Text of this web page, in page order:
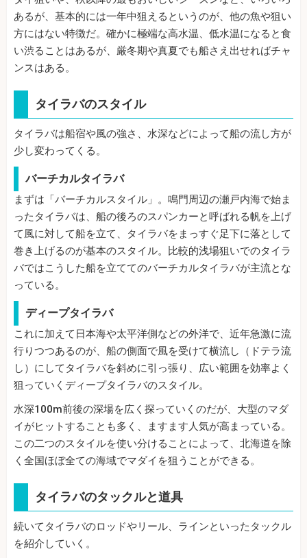
あるが、基本的には一年中狙えるというのが、他の魚や狙い
方にはない特徴だ。確かに極端な高水温、低水温になると食
い渋ることはあるが、厳冬期や真夏でも船さえ出せればチャ
ンスはある。
タイラバのスタイル
タイラバは船宿や風の強さ、水深などによって船の流し方が
少し変わってくる。
バーチカルタイラバ
まずは「バーチカルスタイル」。鳴門周辺の瀬戸内海で始ま
ったタイラバは、船の後ろのスパンカーと呼ばれる帆を上げ
て風に対して船を立て、タイラバをまっすぐ足下に落として
巻き上げるのが基本のスタイル。比較的浅場狙いでのタイラ
バではこうした船を立ててのバーチカルタイラバが主流とな
っている。
ディープタイラバ
これに加えて日本海や太平洋側などの外洋で、近年急激に流
行りつつあるのが、船の側面で風を受けて横流し（ドテラ流
し）にしてタイラバを斜めに引っ張り、広い範囲を効率よく
狙っていくディープタイラバのスタイル。
水深100m前後の深場を広く探っていくのだが、大型のマダ
イがヒットすることも多く、ますます人気が高まっている。
この二つのスタイルを使い分けることによって、北海道を除
く全国ほぼ全ての海域でマダイを狙うことができる。
タイラバのタックルと道具
続いてタイラバのロッドやリール、ラインといったタックル
を紹介していく。